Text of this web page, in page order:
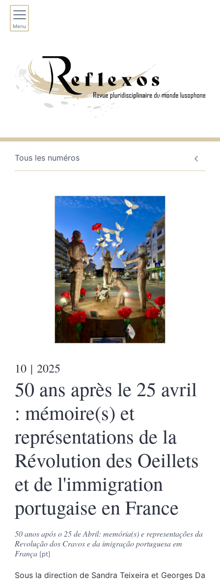
Menu
Tous les numéros
10 | 2025
50 ans après le 25 avril
: mémoire(s) et
représentations de la
Révolution des Oeillets
et de l'immigration
portugaise en France
50 anos após o 25 de Abril: memória(s) e representações da
Revolução dos Cravos e da imigração portuguesa em
França
Sous la direction de Sandra Teixeira et Georges Da